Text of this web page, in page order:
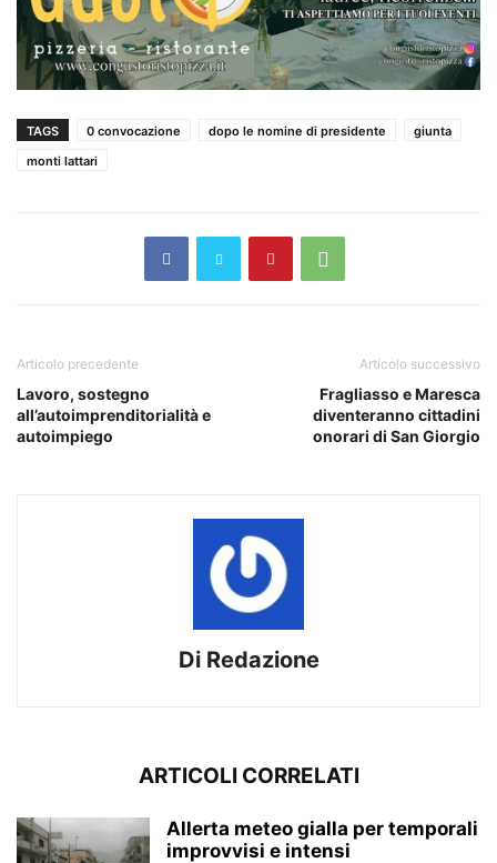
TAGS 0 convocazione dopo le nomine di presidente
giunta
monti lattari
Articolo precedente
Lavoro, sostegno
all’autoimprenditorialità e
autoimpiego
Articolo successivo
Fragliasso e Maresca
diventeranno cittadini
onorari di San Giorgio
Di Redazione
ARTICOLI CORRELATI
Allerta meteo gialla per temporali
improvvisi e intensi